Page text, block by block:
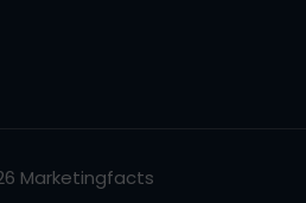
Marketingfacts